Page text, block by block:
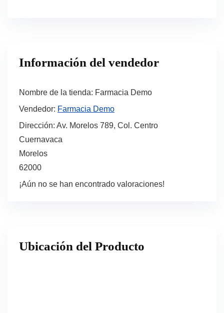
Información del vendedor
Nombre de la tienda: Farmacia Demo
Vendedor: Farmacia Demo
Dirección: Av. Morelos 789, Col. Centro
Cuernavaca
Morelos
62000
¡Aún no se han encontrado valoraciones!
Ubicación del Producto